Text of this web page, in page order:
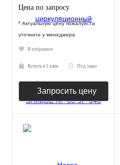
Цена по запросу
* Актуальную цену пожалуйста
уточните у менеджера
В избранное
Купить в 1 клик Под заказ
Запросить цену